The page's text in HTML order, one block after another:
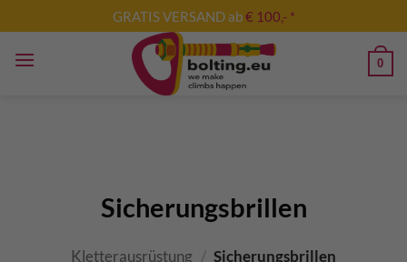
Inhalt
springen
GRATIS VERSAND ab€ 100,- *
0
Sicherungsbrillen
Kletterausrüstung / Sicherungsbrillen